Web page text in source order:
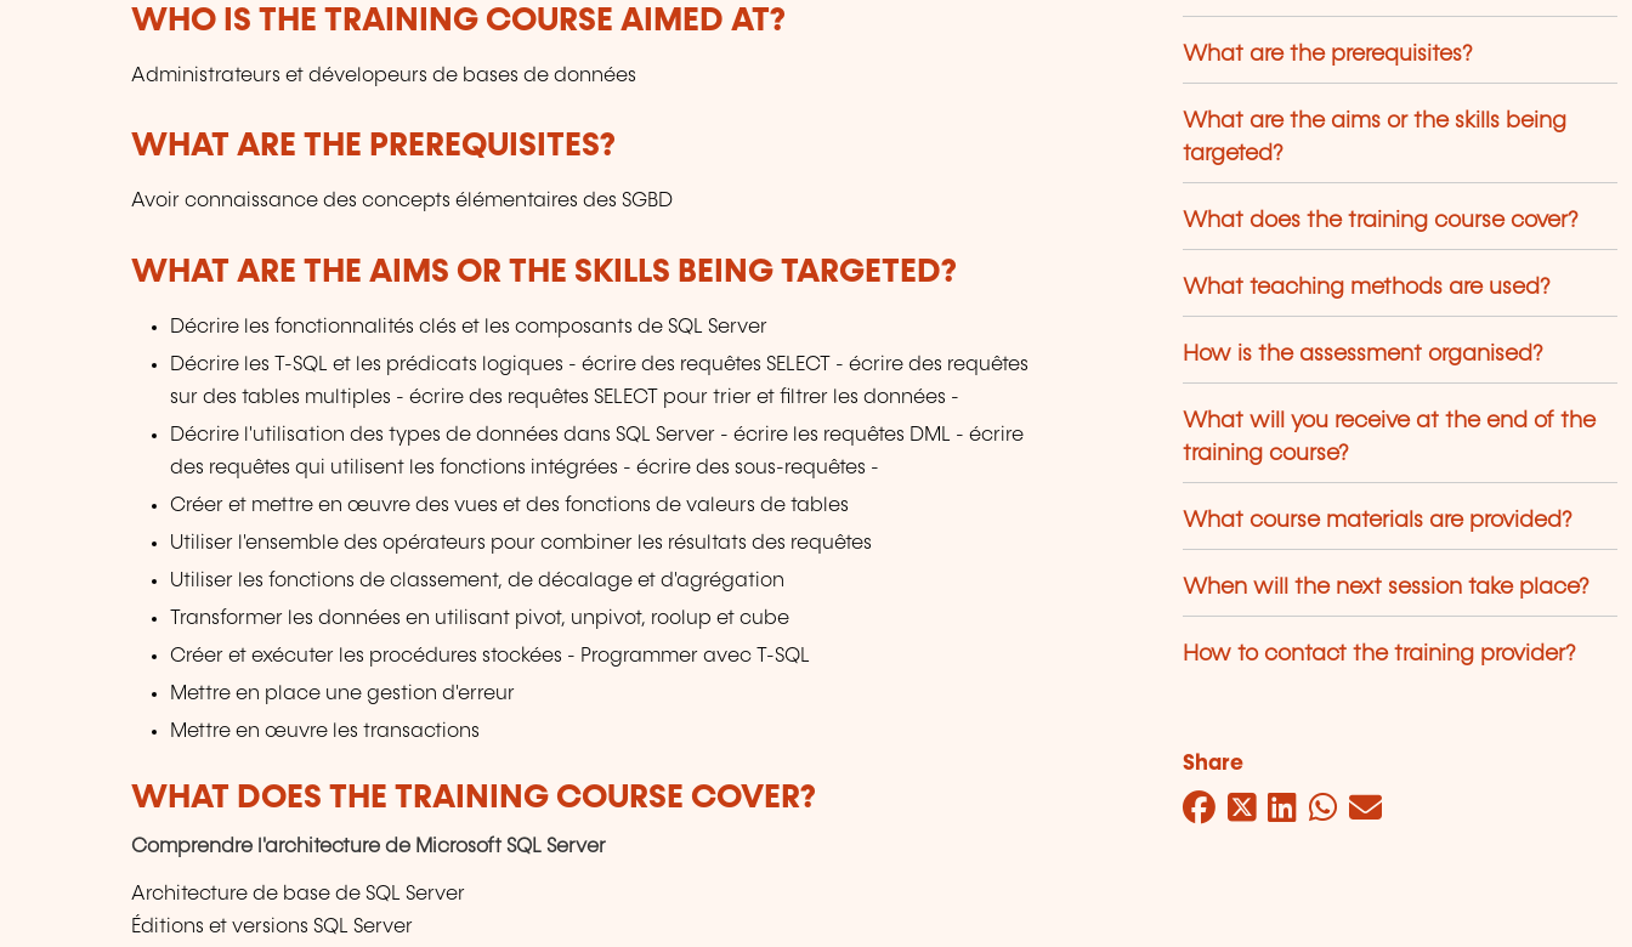
requirements of our customers and to the
evolution of technologies.
WHO IS THE TRAINING COURSE AIMED AT?
Administrateurs et dévelopeurs de bases de données
WHAT ARE THE PREREQUISITES?
Avoir connaissance des concepts élémentaires des SGBD
WHAT ARE THE AIMS OR THE SKILLS BEING TARGETED?
Décrire les fonctionnalités clés et les composants de SQL Server
Décrire les T-SQL et les prédicats logiques - écrire des requêtes SELECT - écrire des requêtes
sur des tables multiples - écrire des requêtes SELECT pour trier et filtrer les données -
Décrire l'utilisation des types de données dans SQL Server - écrire les requêtes DML - écrire
des requêtes qui utilisent les fonctions intégrées - écrire des sous-requêtes -
Créer et mettre en œuvre des vues et des fonctions de valeurs de tables
Utiliser l'ensemble des opérateurs pour combiner les résultats des requêtes
Utiliser les fonctions de classement, de décalage et d'agrégation
Transformer les données en utilisant pivot, unpivot, roolup et cube
Créer et exécuter les procédures stockées - Programmer avec T-SQL
Mettre en place une gestion d'erreur
Mettre en œuvre les transactions
WHAT DOES THE TRAINING COURSE COVER?
Comprendre l'architecture de Microsoft SQL Server
Architecture de base de SQL Server
Éditions et versions SQL Server
What are the prerequisites?
What are the aims or the skills being
targeted?
What does the training course cover?
What teaching methods are used?
How is the assessment organised?
What will you receive at the end of the
training course?
What course materials are provided?
When will the next session take place?
How to contact the training provider?
Share
Facebook
Twitter
LinkedIn
WhatsApp
Mail